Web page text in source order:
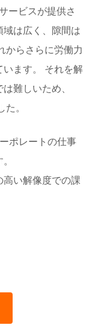
ービスが提供さ
は広く、隙間は
からさらに労働力
ます。 それを解
難しいため、
。
ポレートの仕事
い解像度での課